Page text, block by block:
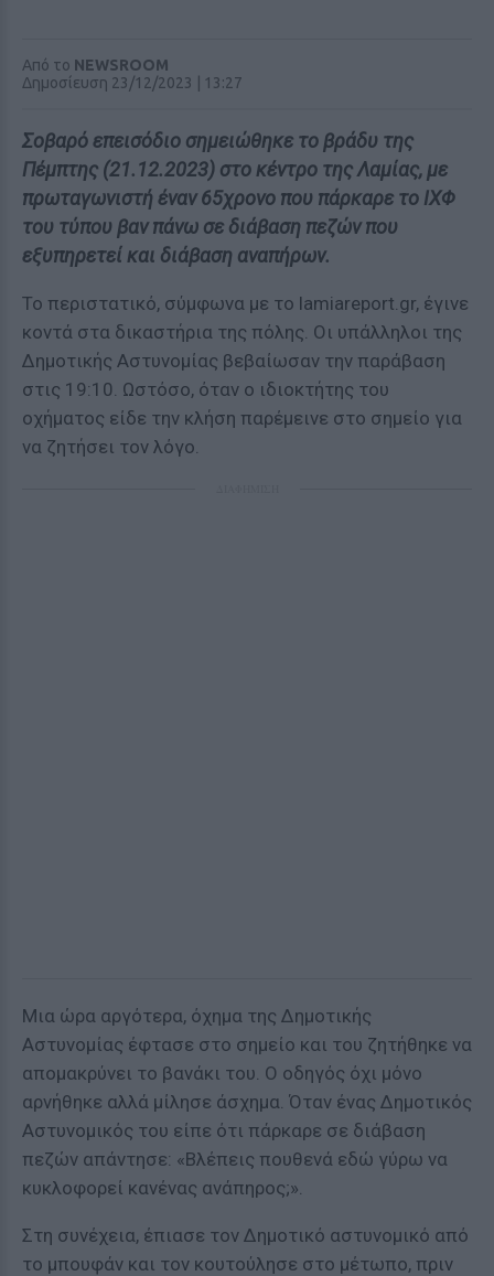
Από το NEWSROOM
Δημοσίευση 23/12/2023 | 13:27
Σοβαρό επεισόδιο σημειώθηκε το βράδυ της
Πέμπτης (21.12.2023) στο κέντρο της Λαμίας, με
πρωταγωνιστή έναν 65χρονο που πάρκαρε το ΙΧΦ
του τύπου βαν πάνω σε διάβαση πεζών που
εξυπηρετεί και διάβαση αναπήρων.
Το περιστατικό, σύμφωνα με το lamiareport.gr, έγινε
κοντά στα δικαστήρια της πόλης. Οι υπάλληλοι της
Δημοτικής Αστυνομίας βεβαίωσαν την παράβαση
στις 19:10. Ωστόσο, όταν ο ιδιοκτήτης του
οχήματος είδε την κλήση παρέμεινε στο σημείο για
να ζητήσει τον λόγο.
Μια ώρα αργότερα, όχημα της Δημοτικής
Αστυνομίας έφτασε στο σημείο και του ζητήθηκε να
απομακρύνει το βανάκι του. Ο οδηγός όχι μόνο
αρνήθηκε αλλά μίλησε άσχημα. Όταν ένας Δημοτικός
Αστυνομικός του είπε ότι πάρκαρε σε διάβαση
πεζών απάντησε: «Βλέπεις πουθενά εδώ γύρω να
κυκλοφορεί κανένας ανάπηρος;».
Στη συνέχεια, έπιασε τον Δημοτικό αστυνομικό από
το μπουφάν και τον κουτούλησε στο μέτωπο, πριν